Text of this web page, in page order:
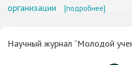
организации
[подробнее]
Научный журнал “Молодой